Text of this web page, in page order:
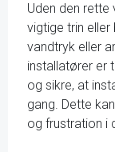
Uden den
vigtige trin
vandtryk eller
installatører er
og sikre, at
gang. Dette
og frustration i